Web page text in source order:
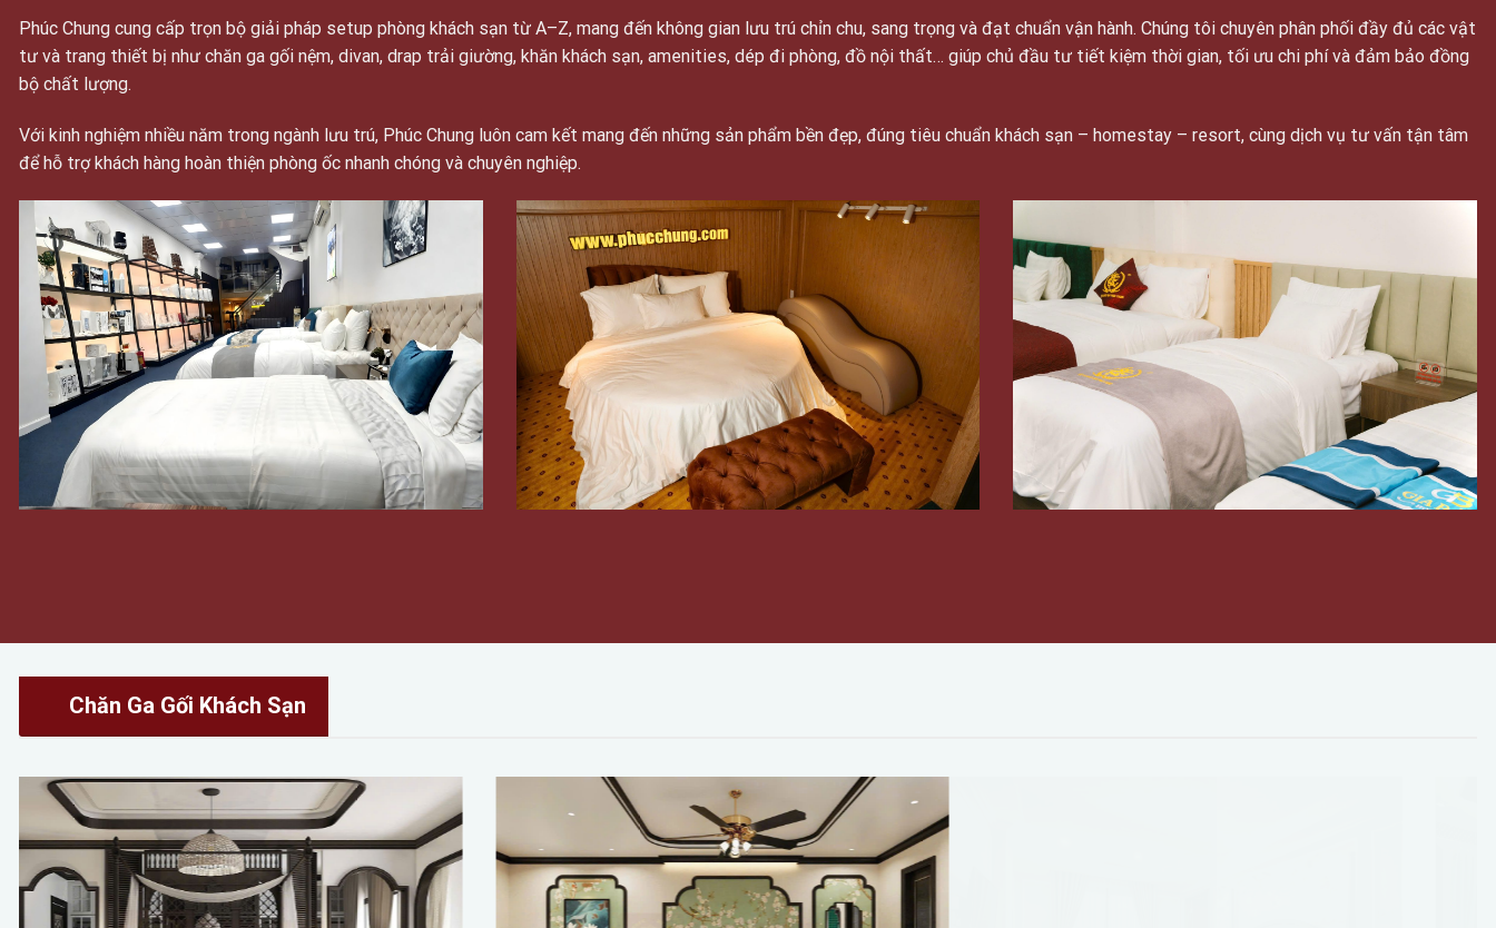
Phúc Chung cung cấp trọn bộ giải pháp setup phòng khách sạn từ A–Z, mang đến không gian lưu trú chỉn chu, sang trọng và đạt chuẩn vận hành. Chúng tôi chuyên phân phối đầy đủ các vật
tư và trang thiết bị như chăn ga gối nệm, divan, drap trải giường, khăn khách sạn, amenities, dép đi phòng, đồ nội thất… giúp chủ đầu tư tiết kiệm thời gian, tối ưu chi phí và đảm bảo đồng
bộ chất lượng.
Với kinh nghiệm nhiều năm trong ngành lưu trú, Phúc Chung luôn cam kết mang đến những sản phẩm bền đẹp, đúng tiêu chuẩn khách sạn – homestay – resort, cùng dịch vụ tư vấn tận tâm
để hỗ trợ khách hàng hoàn thiện phòng ốc nhanh chóng và chuyên nghiệp.
Chăn Ga Gối Khách Sạn